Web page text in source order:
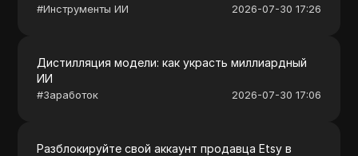
#Инструменты ИИ 2026-07-30 17:26
Дистилляция модели: как украсть миллиардный
ИИ
#Заработок 2026-07-30 17:06
Разблокируйте свой аккаунт продавца Etsy в